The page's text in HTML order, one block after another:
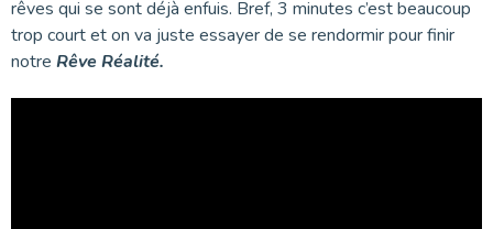
rêves qui se sont déjà enfuis. Bref, 3 minutes c’est beaucoup
trop court et on va juste essayer de se rendormir pour finir
notre Rêve Réalité.